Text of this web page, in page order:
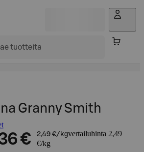
Granny Smith
€ 2,49 €/kgvertailuhinta 2,49
€/kg